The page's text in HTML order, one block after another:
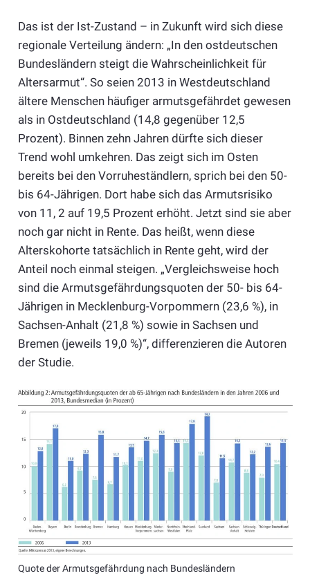
Das ist der Ist-Zustand – in Zukunft wird sich diese
regionale Verteilung ändern: „In den ostdeutschen
Bundesländern steigt die Wahrscheinlichkeit für
Altersarmut“. So seien 2013 in Westdeutschland
ältere Menschen häufiger armutsgefährdet gewesen
als in Ostdeutschland (14,8 gegenüber 12,5
Prozent). Binnen zehn Jahren dürfte sich dieser
Trend wohl umkehren. Das zeigt sich im Osten
bereits bei den Vorruheständlern, sprich bei den 50-
bis 64-Jährigen. Dort habe sich das Armutsrisiko
von 11, 2 auf 19,5 Prozent erhöht. Jetzt sind sie aber
noch gar nicht in Rente. Das heißt, wenn diese
Alterskohorte tatsächlich in Rente geht, wird der
Anteil noch einmal steigen. „Vergleichsweise hoch
sind die Armutsgefährdungsquoten der 50- bis 64-
Jährigen in Mecklenburg-Vorpommern (23,6 %), in
Sachsen-Anhalt (21,8 %) sowie in Sachsen und
Bremen (jeweils 19,0 %)“, differenzieren die Autoren
der Studie.
Quote der Armutsgefährdung nach Bundesländern